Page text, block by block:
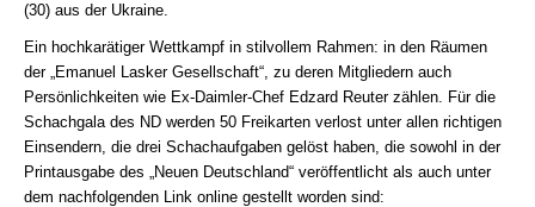
(30) aus der Ukraine.
Ein hochkarätiger Wettkampf in stilvollem Rahmen: in den Räumen
der „Emanuel Lasker Gesellschaft“, zu deren Mitgliedern auch
Persönlichkeiten wie Ex-Daimler-Chef Edzard Reuter zählen. Für die
Schachgala des ND werden 50 Freikarten verlost unter allen richtigen
Einsendern, die drei Schachaufgaben gelöst haben, die sowohl in der
Printausgabe des „Neuen Deutschland“ veröffentlicht als auch unter
dem nachfolgenden Link online gestellt worden sind: